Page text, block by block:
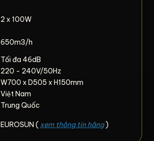
2 x 100W
650m3/h
Tối đa 46dB
220 - 240V/50Hz
W700 x D505 x H150mm
Việt Nam
Trung Quốc
EUROSUN ( xem thông tin hãng)